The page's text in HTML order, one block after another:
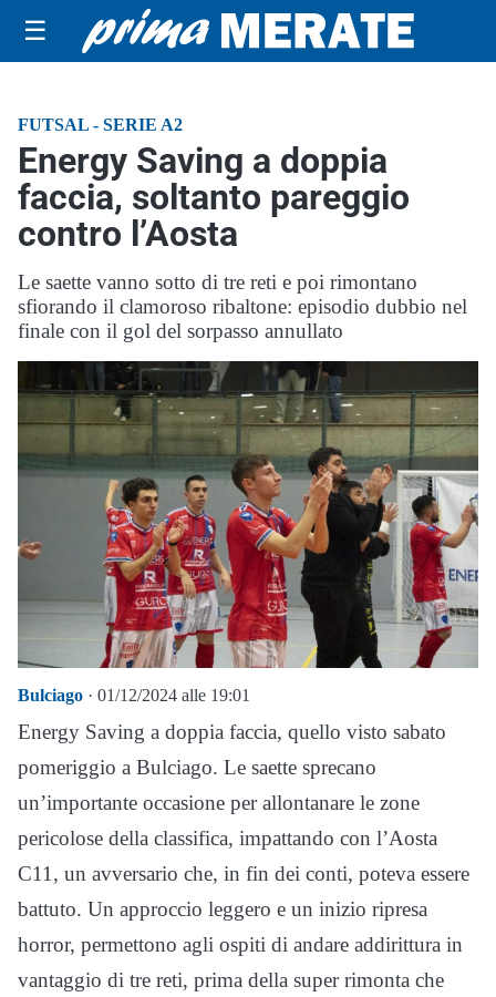
☰
FUTSAL - SERIE A2
Energy Saving a doppia
faccia, soltanto pareggio
contro l’Aosta
Le saette vanno sotto di tre reti e poi rimontano
sfiorando il clamoroso ribaltone: episodio dubbio nel
finale con il gol del sorpasso annullato
Bulciago · 01/12/2024 alle 19:01
Energy Saving a doppia faccia, quello visto sabato
pomeriggio a Bulciago. Le saette sprecano
un’importante occasione per allontanare le zone
pericolose della classifica, impattando con l’Aosta
C11, un avversario che, in fin dei conti, poteva essere
battuto. Un approccio leggero e un inizio ripresa
horror, permettono agli ospiti di andare addirittura in
vantaggio di tre reti, prima della super rimonta che